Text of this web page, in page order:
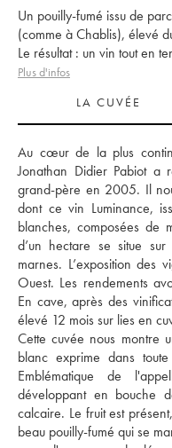
Un pouilly-fumé issu de
(comme à Chablis), élevé
Le résultat : un vin tout en
Plus d'infos
LA CUVÉE
Au cœur de la plus
Jonathan Didier Pabiot a
grand-père en 2005. Il
dont ce vin Luminance,
blanches, composées de
d’un hectare se situe
marnes. L’exposition
Ouest. Les rendements
En cave, après des
élevé 12 mois sur lies en
Cette cuvée nous montre
blanc exprime dans
Emblématique de
développant en bouche
calcaire. Le fruit est
beau pouilly-fumé qui se